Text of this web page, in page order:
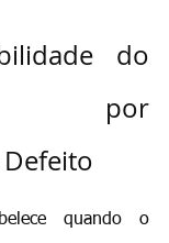
do
por
quando o